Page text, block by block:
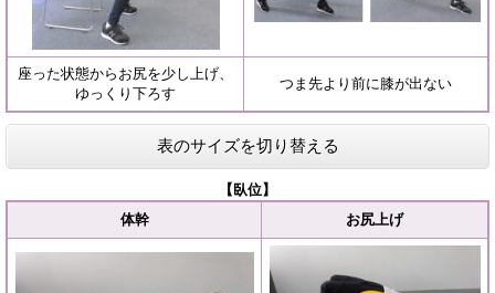
座った状態からお尻を少し上げ、
ゆっくり下ろす
つま先より前に膝が出ない
表のサイズを切り替える
【臥位】
体幹
お尻上げ